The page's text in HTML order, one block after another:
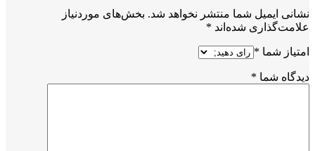
نشانی ایمیل شما منتشر نخواهد شد. بخش‌های موردنیاز
علامت‌گذاری شده‌اند *
امتیاز شما *
دیدگاه شما *